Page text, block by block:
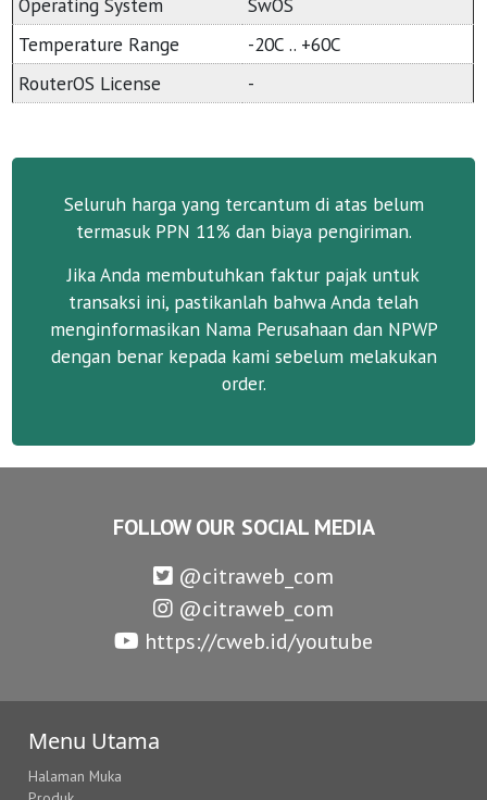
Temperature Range
-20C .. +60C
RouterOS License
-
Seluruh harga yang tercantum di atas belum
termasuk PPN 11% dan biaya pengiriman.
Jika Anda membutuhkan faktur pajak untuk
transaksi ini, pastikanlah bahwa Anda telah
menginformasikan Nama Perusahaan dan NPWP
dengan benar kepada kami sebelum melakukan
order.
FOLLOW OUR SOCIAL MEDIA
@citraweb_com
@citraweb_com
https://cweb.id/youtube
Menu Utama
Halaman Muka